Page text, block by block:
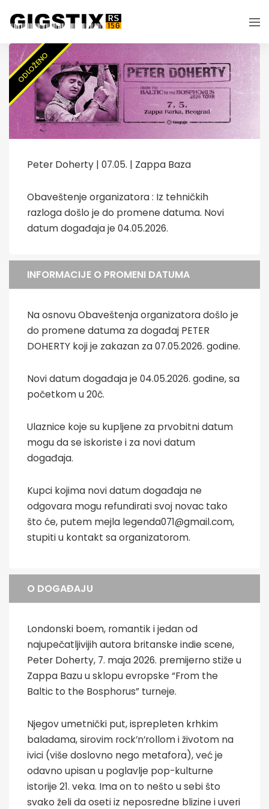
ODLOŽENO
Peter Doherty | 07.05. | Zappa Baza
Obaveštenje organizatora : Iz tehničkih
razloga došlo je do promene datuma. Novi
datum događaja je 04.05.2026.
INFORMACIJE O PROMENI DATUMA
Na osnovu Obaveštenja organizatora došlo je
do promene datuma za događaj PETER
DOHERTY koji je zakazan za 07.05.2026. godine.
Novi datum događaja je 04.05.2026. godine, sa
početkom u 20č.
Ulaznice koje su kupljene za prvobitni datum
mogu da se iskoriste i za novi datum
događaja.
Kupci kojima novi datum događaja ne
odgovara mogu refundirati svoj novac tako
što će, putem mejla legenda071@gmail.com,
stupiti u kontakt sa organizatorom.
O DOGAĐAJU
Londonski boem, romantik i jedan od
najupečatljivijih autora britanske indie scene,
Peter Doherty, 7. maja 2026. premijerno stiže u
Zappa Bazu u sklopu evropske “From the
Baltic to the Bosphorus” turneje.
Njegov umetnički put, isprepleten krhkim
baladama, sirovim rock’n’rollom i životom na
ivici (više doslovno nego metafora), već je
odavno upisan u poglavlje pop-kulturne
istorije 21. veka. Ima on to nešto u sebi što
svako želi da oseti iz neposredne blizine i uveri